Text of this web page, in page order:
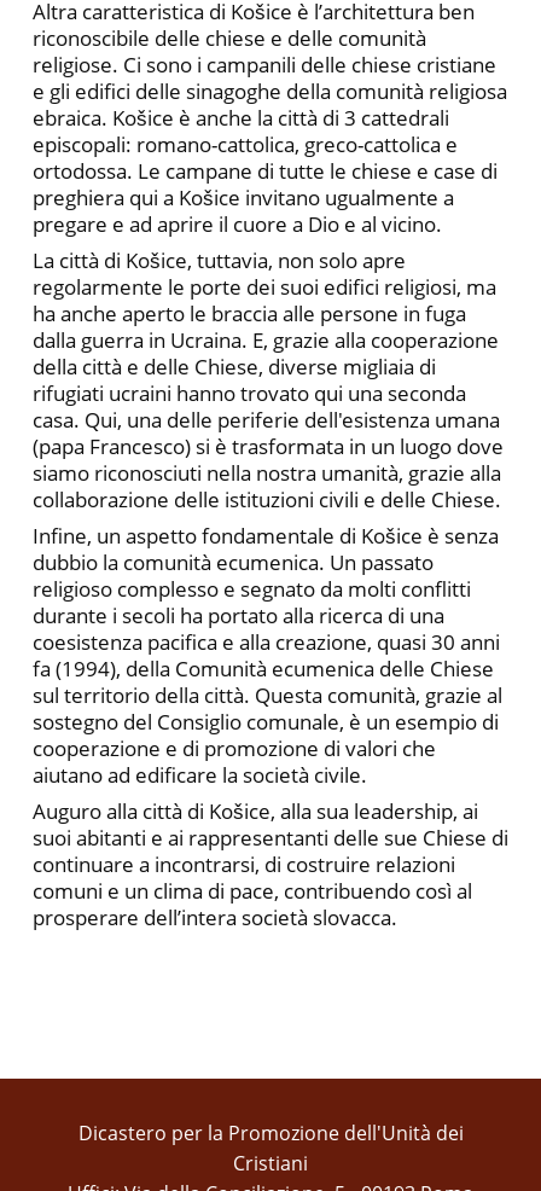
Altra caratteristica di Košice è l’architettura ben
riconoscibile delle chiese e delle comunità
religiose. Ci sono i campanili delle chiese cristiane
e gli edifici delle sinagoghe della comunità religiosa
ebraica. Košice è anche la città di 3 cattedrali
episcopali: romano-cattolica, greco-cattolica e
ortodossa. Le campane di tutte le chiese e case di
preghiera qui a Košice invitano ugualmente a
pregare e ad aprire il cuore a Dio e al vicino.
La città di Košice, tuttavia, non solo apre
regolarmente le porte dei suoi edifici religiosi, ma
ha anche aperto le braccia alle persone in fuga
dalla guerra in Ucraina. E, grazie alla cooperazione
della città e delle Chiese, diverse migliaia di
rifugiati ucraini hanno trovato qui una seconda
casa. Qui, una delle periferie dell'esistenza umana
(papa Francesco) si è trasformata in un luogo dove
siamo riconosciuti nella nostra umanità, grazie alla
collaborazione delle istituzioni civili e delle Chiese.
Infine, un aspetto fondamentale di Košice è senza
dubbio la comunità ecumenica. Un passato
religioso complesso e segnato da molti conflitti
durante i secoli ha portato alla ricerca di una
coesistenza pacifica e alla creazione, quasi 30 anni
fa (1994), della Comunità ecumenica delle Chiese
sul territorio della città. Questa comunità, grazie al
sostegno del Consiglio comunale, è un esempio di
cooperazione e di promozione di valori che
aiutano ad edificare la società civile.
Auguro alla città di Košice, alla sua leadership, ai
suoi abitanti e ai rappresentanti delle sue Chiese di
continuare a incontrarsi, di costruire relazioni
comuni e un clima di pace, contribuendo così al
prosperare dell’intera società slovacca.
Dicastero per la Promozione dell'Unità dei
Cristiani